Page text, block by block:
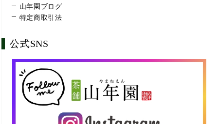
山年園ブログ
特定商取引法
公式SNS